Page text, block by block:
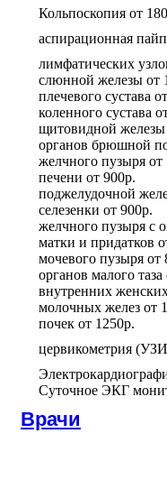
Кольпоскопия от
аспирационная
лимфатических
слюнной железы от
плечевого сустава от
коленного сустава
щитовидной железы
органов брюшной
желчного пузыря от
печени от 900р.
поджелудочной
селезенки от 900р.
желчного пузыря с
матки и придатков
мочевого пузыря от
органов малого таза
внутренних
молочных желез от
почек от 1250р.
цервикометрия
Суточное ЭКГ
Врачи